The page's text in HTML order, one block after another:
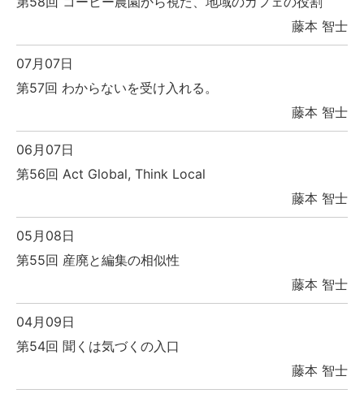
藤本 智士
07月07日
第57回 わからないを受け入れる。
藤本 智士
06月07日
第56回 Act Global, Think Local
藤本 智士
05月08日
第55回 産廃と編集の相似性
藤本 智士
04月09日
第54回 聞くは気づくの入口
藤本 智士